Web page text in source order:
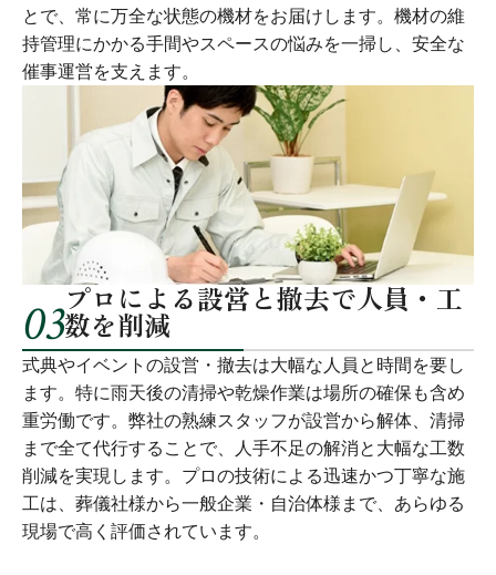
とで、常に万全な状態の機材をお届けします。機材の維
持管理にかかる手間やスペースの悩みを一掃し、安全な
催事運営を支えます。
03プロによる設営と撤去で人員・工
数を削減
式典やイベントの設営・撤去は大幅な人員と時間を要し
ます。特に雨天後の清掃や乾燥作業は場所の確保も含め
重労働です。弊社の熟練スタッフが設営から解体、清掃
まで全て代行することで、人手不足の解消と大幅な工数
削減を実現します。プロの技術による迅速かつ丁寧な施
工は、葬儀社様から一般企業・自治体様まで、あらゆる
現場で高く評価されています。